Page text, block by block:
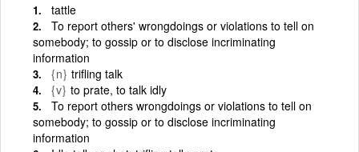
tattle
To report others' wrongdoings or violations to tell on
somebody; to gossip or to disclose incriminating
information
{n} trifling talk
{v} to prate, to talk idly
To report others wrongdoings or violations to tell on
somebody; to gossip or to disclose incriminating
information